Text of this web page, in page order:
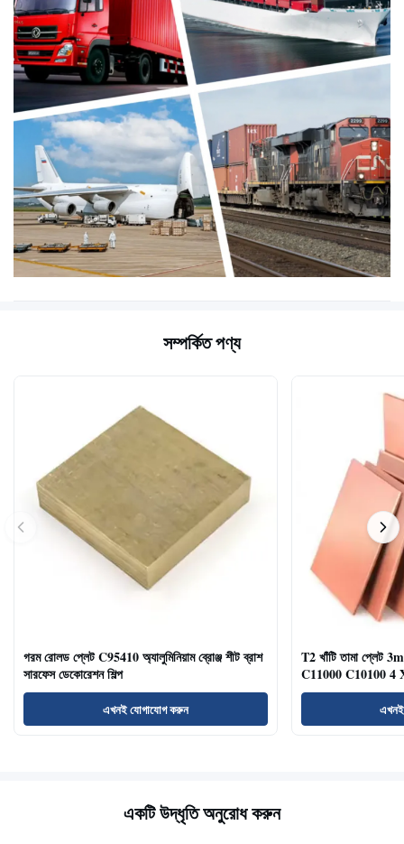
সম্পর্কিত পণ্য
গরম রোলড প্লেট C95410 অ্যালুমিনিয়াম ব্রোঞ্জ শীট ব্রাশ
সারফেস ডেকোরেশন শিল্প
এখনই যোগাযোগ করুন
T2 খাঁটি তামা প্লেট
C11000 C10100 4
একটি উদ্ধৃতি অনুরোধ করুন